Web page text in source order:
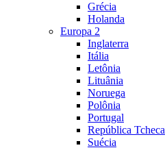
Grécia
Holanda
Europa 2
Inglaterra
Itália
Letônia
Lituânia
Noruega
Polônia
Portugal
República Tcheca
Suécia